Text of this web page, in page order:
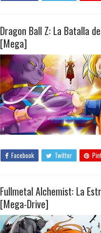
Dragon Ball Z: La Batalla
[Mega]
Facebook Twitter
Fullmetal Alchemist: La
[Mega-Drive]